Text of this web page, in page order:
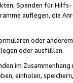
Spenden für
auflegen, die
oder
oder ausfüllen.
im
einholen,